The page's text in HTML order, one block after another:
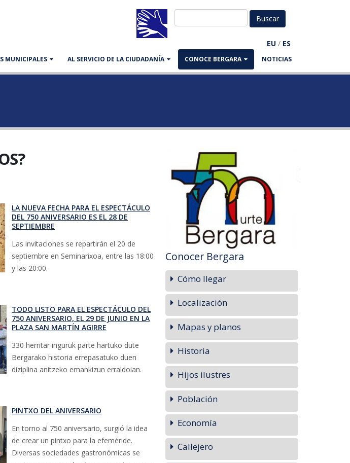
EU / ES
MUNICIPALES AL SERVICIO DE LA CIUDADANÍA CONOCE BERGARA NOTICIAS
LA NUEVA FECHA PARA EL ESPECTÁCULO
DEL 750 ANIVERSARIO ES EL 28 DE
SEPTIEMBRE
Las invitaciones se repartirán el 20 de
septiembre en Seminarixoa, entre las 18:00
y las 20:00.
TODO LISTO PARA EL ESPECTÁCULO DEL
750 ANIVERSARIO, EL 29 DE JUNIO EN LA
PLAZA SAN MARTÍN AGIRRE
330 herritar inguruk parte hartuko dute
Bergarako historia errepasatuko duen
diziplina anitzeko emankizun erraldoian.
PINTXO DEL ANIVERSARIO
En torno al 750 aniversario, surgió la idea
de crear un pintxo para la efeméride.
Diversas sociedades gastronómicas se
Conocer Bergara
Cómo llegar
Localización
Mapas y planos
Historia
Hijos ilustres
Población
Economía
Callejero